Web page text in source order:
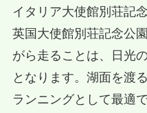
イタリア大使館別荘記
英国大使館別荘記念公
がら走ることは、日光
となります。湖面を渡
ランニングとして最適